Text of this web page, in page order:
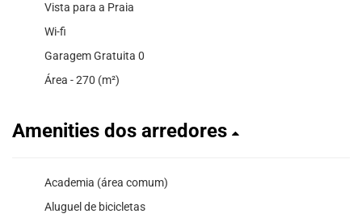
Vista para a Praia
Wi-fi
Garagem Gratuita 0
Área - 270 (m²)
Amenities dos arredores
Academia (área comum)
Aluguel de bicicletas